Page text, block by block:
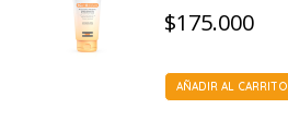
$175.000
AÑADIR AL CARRITO